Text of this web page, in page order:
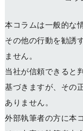
本コラムは一般的な
その他の行動を勧誘
ません。
当社が信頼できると
基づきますが、その
ありません。
外部執筆者の方に本